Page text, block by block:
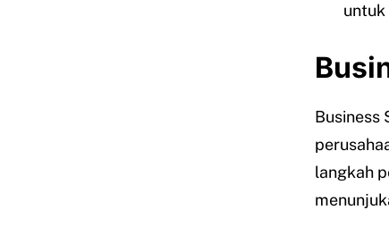
untuk
Business
langkah